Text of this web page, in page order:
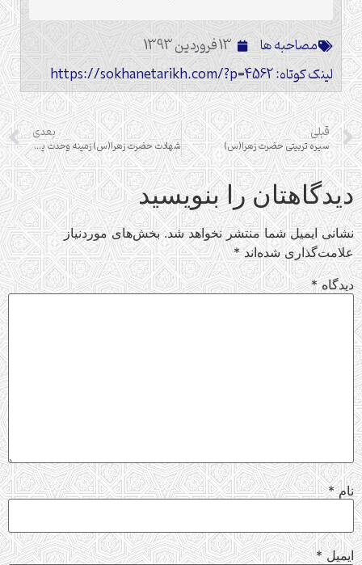
مصاحبه ها
13 فروردین 1393
لینک کوتاه: https://sokhanetarikh.com/?p=4562
قبلی
سیره تربیتی حضرت زهرا(س)
بعدی
شهادت حضرت زهرا(س) زمینه وحدت یا تفرقه؟
دیدگاهتان را بنویسید
نشانی ایمیل شما منتشر نخواهد شد. بخش‌های موردنیاز
علامت‌گذاری شده‌اند*
دیدگاه*
نام*
ایمیل*